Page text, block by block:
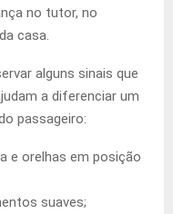
no tutor, no
casa.
alguns sinais que
a diferenciar um
passageiro:
e orelhas em posição
suaves;